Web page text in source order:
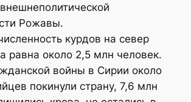
Рожавы.
курдов на север
равна около 2,5 млн человек.
войны в Сирии около
покинули страну, 7,6 млн